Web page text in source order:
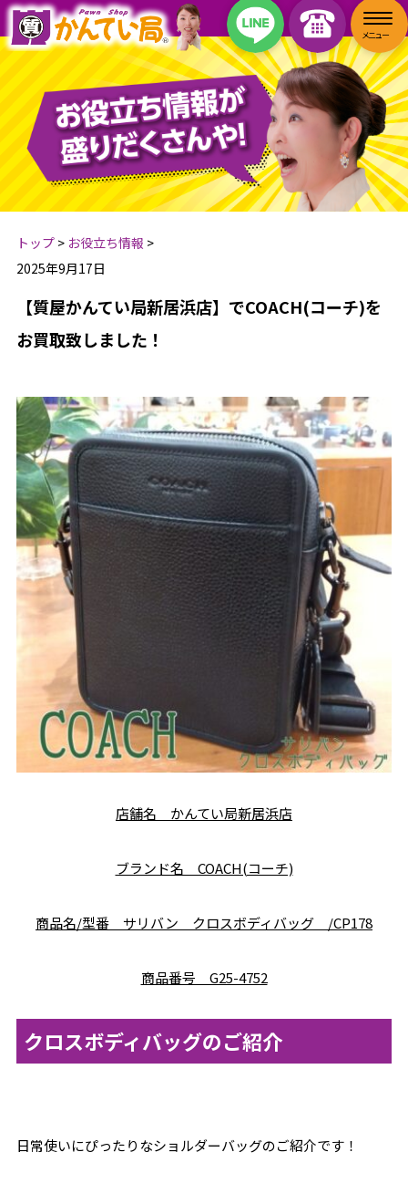
トップ> お役立ち情報 >
2025年9月17日
【質屋かんてい局新居浜店】でCOACH(コーチ)を
お買取致しました！
店舗名 かんてい局新居浜店
ブランド名 COACH(コーチ)
商品名/型番 サリバン クロスボディバッグ /CP178
商品番号 G25-4752
クロスボディバッグのご紹介
日常使いにぴったりなショルダーバッグのご紹介です！